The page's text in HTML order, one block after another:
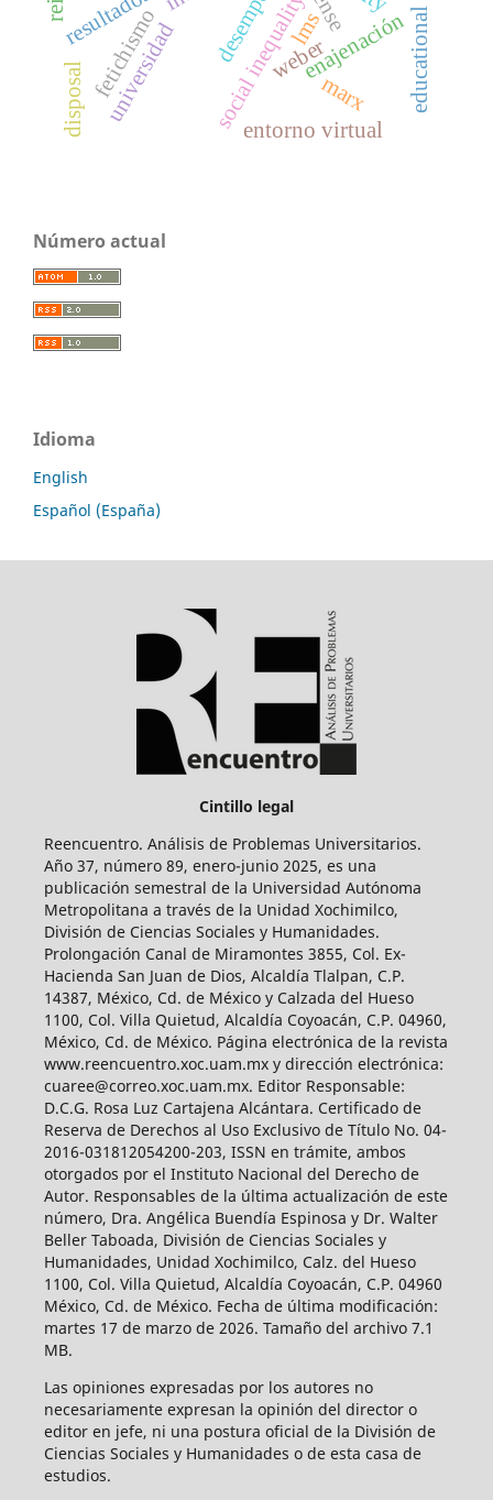
universidad
fetichismo social inequality
weber
disposal
enajenación
marx
lms
entorno virtual
Número actual
Idioma
English
Español (España)
Cintillo legal
Reencuentro. Análisis de Problemas Universitarios.
Año 37, número 89, enero-junio 2025, es una
publicación semestral de la Universidad Autónoma
Metropolitana a través de la Unidad Xochimilco,
División de Ciencias Sociales y Humanidades.
Prolongación Canal de Miramontes 3855, Col. Ex-
Hacienda San Juan de Dios, Alcaldía Tlalpan, C.P.
14387, México, Cd. de México y Calzada del Hueso
1100, Col. Villa Quietud, Alcaldía Coyoacán, C.P. 04960,
México, Cd. de México. Página electrónica de la revista
www.reencuentro.xoc.uam.mx y dirección electrónica:
cuaree@correo.xoc.uam.mx. Editor Responsable:
D.C.G. Rosa Luz Cartajena Alcántara. Certificado de
Reserva de Derechos al Uso Exclusivo de Título No. 04-
2016-031812054200-203, ISSN en trámite, ambos
otorgados por el Instituto Nacional del Derecho de
Autor. Responsables de la última actualización de este
número, Dra. Angélica Buendía Espinosa y Dr. Walter
Beller Taboada, División de Ciencias Sociales y
Humanidades, Unidad Xochimilco, Calz. del Hueso
1100, Col. Villa Quietud, Alcaldía Coyoacán, C.P. 04960
México, Cd. de México. Fecha de última modificación:
martes 17 de marzo de 2026. Tamaño del archivo 7.1
MB.
Las opiniones expresadas por los autores no
necesariamente expresan la opinión del director o
editor en jefe, ni una postura oficial de la División de
Ciencias Sociales y Humanidades o de esta casa de
estudios.